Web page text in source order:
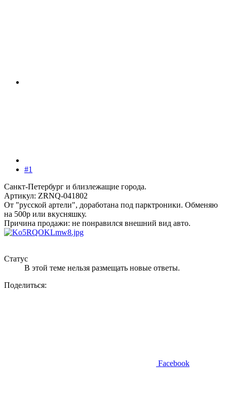
#1
Санкт-Петербург и близлежащие города.
Артикул: ZRNQ-041802
От "русской артели", доработана под парктроники. Обменяю
на 500р или вкусняшку.
Причина продажи: не понравился внешний вид авто.
Статус
В этой теме нельзя размещать новые ответы.
Поделиться:
Facebook